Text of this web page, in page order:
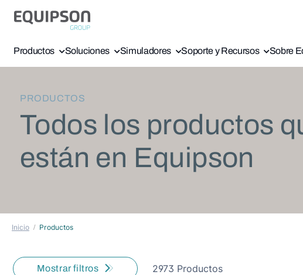
Productos Soluciones Simuladores Soporte y Recursos Sobre
PRODUCTOS
Todos los productos
están en Equipson
Inicio Productos
Mostrar filtros 2973 Productos